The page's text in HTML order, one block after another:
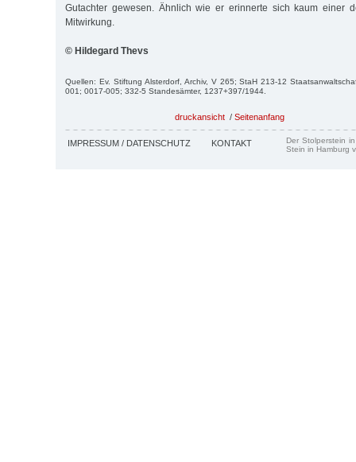
Gutachter gewesen. Ähnlich wie er erinnerte sich kaum einer
Mitwirkung.
© Hildegard Thevs
Quellen: Ev. Stiftung Alsterdorf, Archiv, V 265; StaH 213-12
001; 0017-005; 332-5 Standesämter, 1237+397/1944.
druckansicht / Seitenanfang
IMPRESSUM / DATENSCHUTZ KONTAKT
Der Stolperstein
Stein in Hamburg